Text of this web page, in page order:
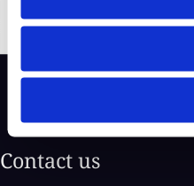
Contact us